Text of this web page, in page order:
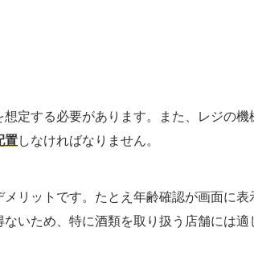
定する必要があります。また、レジの機
置しなければなりません。
リットです。たとえ年齢確認が画面に表
いため、特に酒類を取り扱う店舗には適